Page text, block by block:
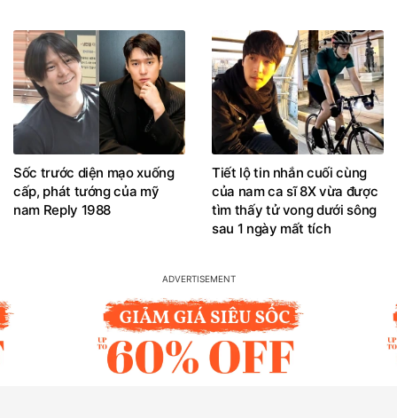
Sốc trước diện mạo xuống
cấp, phát tướng của mỹ
nam Reply 1988
Tiết lộ tin nhắn cuối cùng
của nam ca sĩ 8X vừa được
tìm thấy tử vong dưới sông
sau 1 ngày mất tích